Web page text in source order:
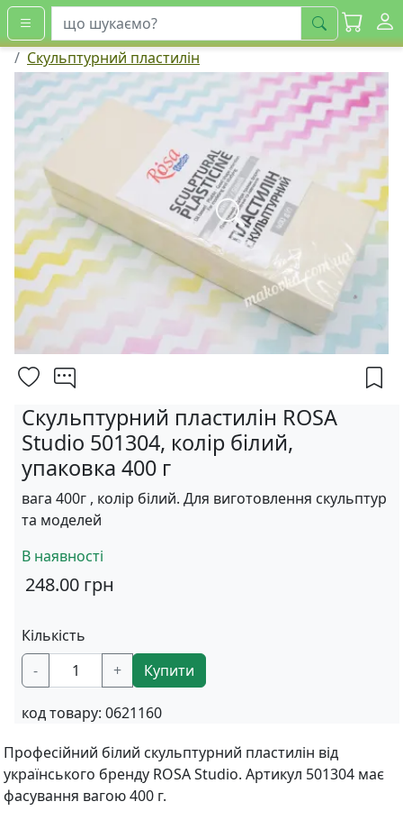
шукати
Скульптурний пластилін
Скульптурний пластилін ROSA
Studio 501304, колір білий,
упаковка 400 г
вага 400г , колір білий. Для виготовлення скульптур
та моделей
В наявності
248.00 грн
Кількість
-
+ Купити
код товару: 0621160
Професійний білий скульптурний пластилін від
українського бренду ROSA Studio. Артикул 501304 має
фасування вагою 400 г.